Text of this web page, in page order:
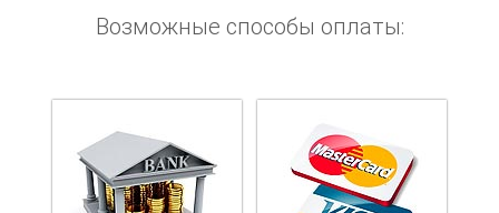
Возможные способы оплаты: